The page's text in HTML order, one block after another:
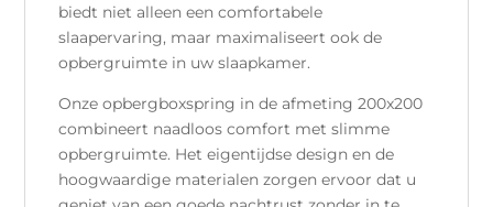
biedt niet alleen een comfortabele
slaapervaring, maar maximaliseert ook de
opbergruimte in uw slaapkamer.
Onze opbergboxspring in de afmeting 200x200
combineert naadloos comfort met slimme
opbergruimte. Het eigentijdse design en de
hoogwaardige materialen zorgen ervoor dat u